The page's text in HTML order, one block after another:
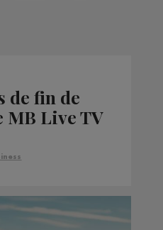
de fin de
Live TV